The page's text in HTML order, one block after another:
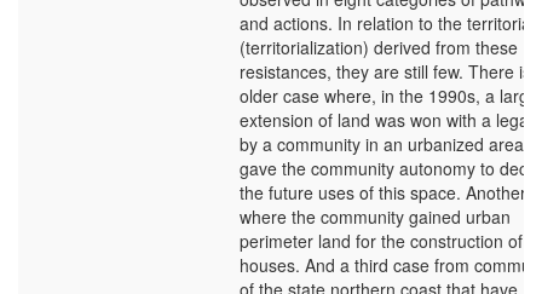
and actions. In relation to the territorial
(territorialization) derived from these
resistances, they are still few. There is
older case where, in the 1990s, a large
extension of land was won with a legal
by a community in an urbanized area,
gave the community autonomy to
the future uses of this space. Another
where the community gained urban
perimeter land for the construction of
houses. And a third case from
of the state northern coast that have